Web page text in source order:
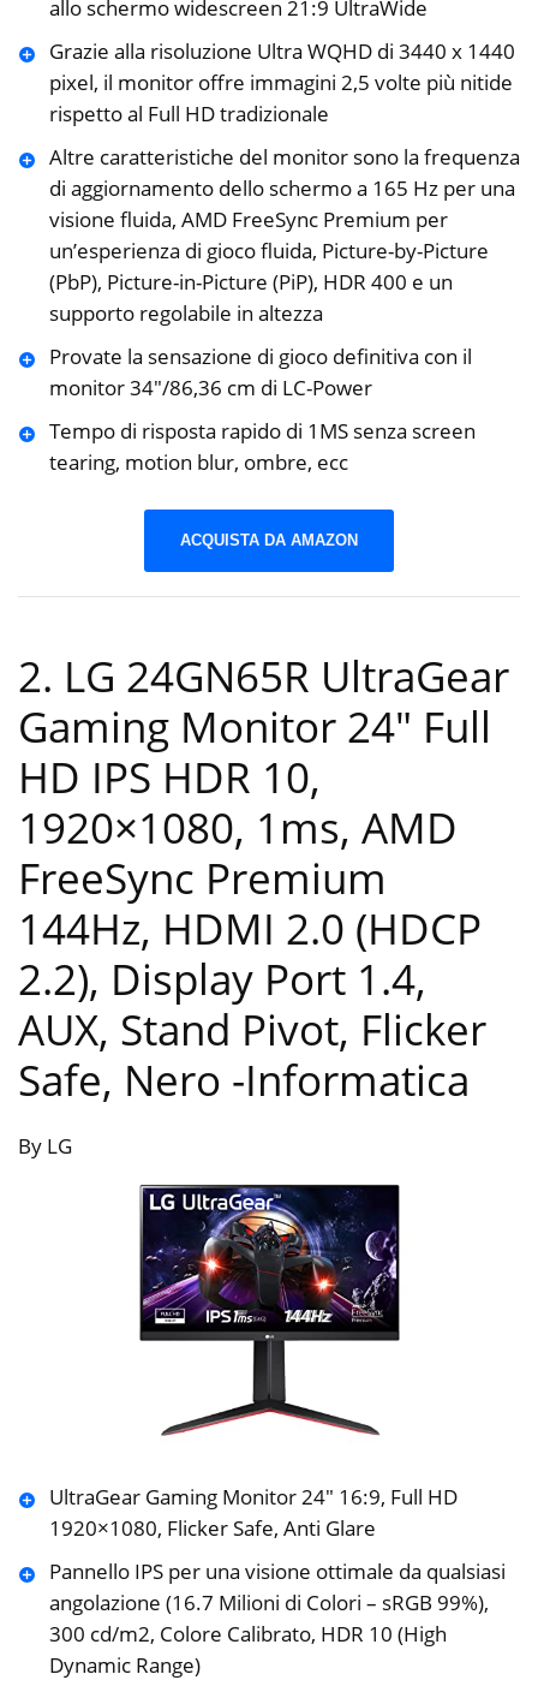
allo schermo widescreen 21:9 UltraWide
Grazie alla risoluzione Ultra WQHD di 3440 x 1440
pixel, il monitor offre immagini 2,5 volte più nitide
rispetto al Full HD tradizionale
Altre caratteristiche del monitor sono la frequenza
di aggiornamento dello schermo a 165 Hz per una
visione fluida, AMD FreeSync Premium per
un’esperienza di gioco fluida, Picture-by-Picture
(PbP), Picture-in-Picture (PiP), HDR 400 e un
supporto regolabile in altezza
Provate la sensazione di gioco definitiva con il
monitor 34″/86,36 cm di LC-Power
Tempo di risposta rapido di 1MS senza screen
tearing, motion blur, ombre, ecc
ACQUISTA DA AMAZON
2. LG 24GN65R UltraGear
Gaming Monitor 24″ Full
HD IPS HDR 10,
1920×1080, 1ms, AMD
FreeSync Premium
144Hz, HDMI 2.0 (HDCP
2.2), Display Port 1.4,
AUX, Stand Pivot, Flicker
Safe, Nero -Informatica
By LG
UltraGear Gaming Monitor 24″ 16:9, Full HD
1920×1080, Flicker Safe, Anti Glare
Pannello IPS per una visione ottimale da qualsiasi
angolazione (16.7 Milioni di Colori – sRGB 99%),
300 cd/m2, Colore Calibrato, HDR 10 (High
Dynamic Range)